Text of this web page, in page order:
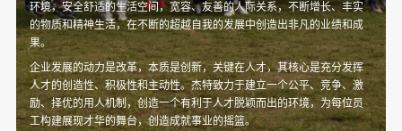
环境，安全舒适的生活空间，宽容、友善的人际关系，不断增长、丰实
的物质和精神生活，在不断的超越自我的发展中创造出非凡的业绩和成
果。
企业发展的动力是改革，本质是创新，关键在人才，其核心是充分发挥
人才的创造性、积极性和主动性。杰特致力于建立一个公平、竞争、激
励、择优的用人机制，创造一个有利于人才脱颖而出的环境，为每位员
工构建展现才华的舞台，创造成就事业的摇篮。